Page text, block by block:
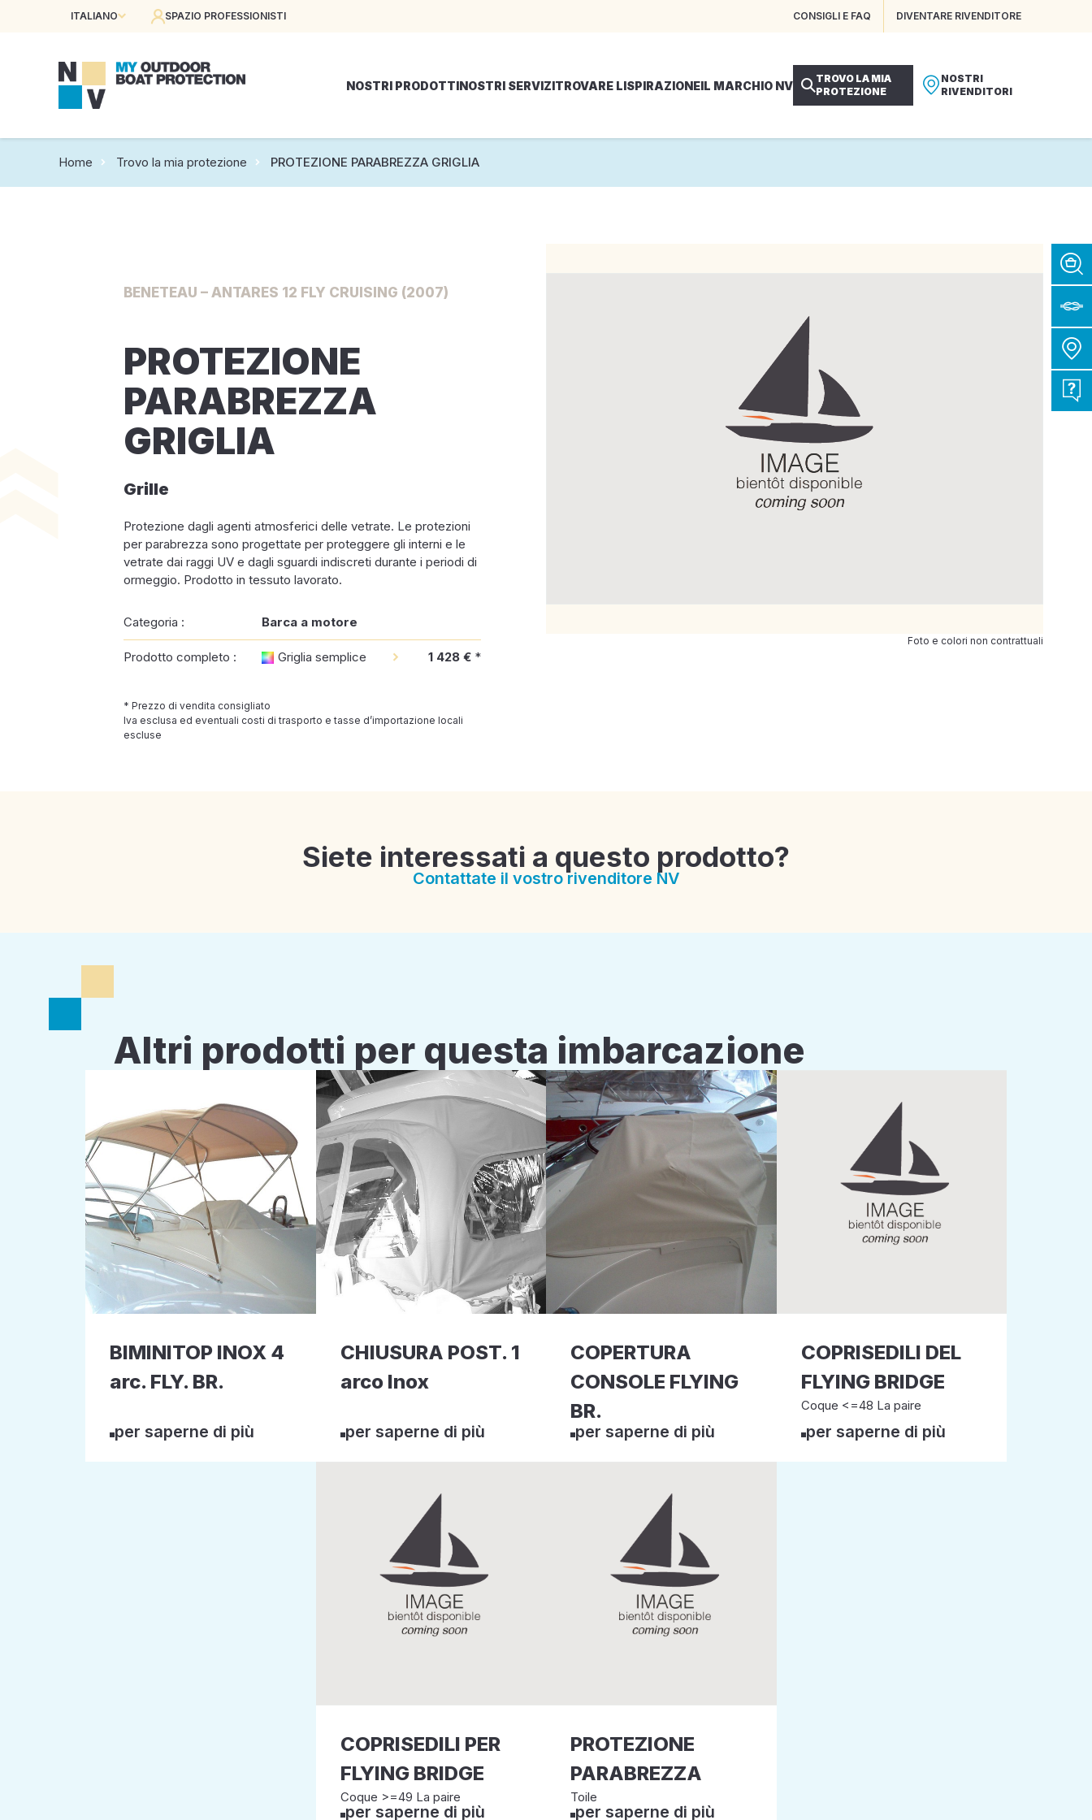
ITALIANO SPAZIO PROFESSIONISTI CONSIGLI E FAQ DIVENTARE RIVENDITORE
NOSTRI PRODOTTINOSTRI SERVIZITROVARE LISPIRAZIONEIL MARCHIO NV
TROVO LA MIA
PROTEZIONE
NOSTRI
RIVENDITORI
Home Trovo la mia protezione PROTEZIONE PARABREZZA GRIGLIA
BENETEAU – ANTARES 12 FLY CRUISING (2007)
PROTEZIONE
PARABREZZA
GRIGLIA
Grille
Protezione dagli agenti atmosferici delle vetrate. Le protezioni
per parabrezza sono progettate per proteggere gli interni e le
vetrate dai raggi UV e dagli sguardi indiscreti durante i periodi di
ormeggio. Prodotto in tessuto lavorato.
Categoria : Barca a motore
Prodotto completo : Griglia semplice 1 428 € *
* Prezzo di vendita consigliato
Iva esclusa ed eventuali costi di trasporto e tasse d’importazione locali
escluse
Foto e colori non contrattuali
Siete interessati a questo prodotto?
Contattate il vostro rivenditore NV
Altri prodotti per questa imbarcazione
BIMINITOP INOX 4
arc. FLY. BR.
per saperne di più
CHIUSURA POST. 1
arco Inox
per saperne di più
COPERTURA
CONSOLE FLYING
BR.
per saperne di più
COPRISEDILI DEL
FLYING BRIDGE
Coque <=48 La paire
per saperne di più
COPRISEDILI PER
FLYING BRIDGE
Coque >=49 La paire
per saperne di più
PROTEZIONE
PARABREZZA
Toile
per saperne di più